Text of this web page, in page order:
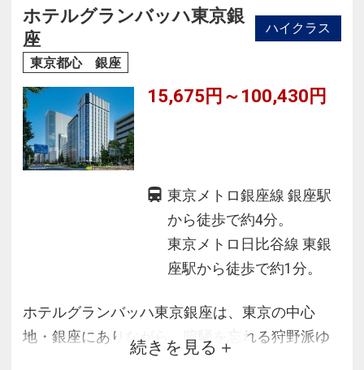
心からくつろげる第２の我が家のようなホテル
を目指します。
ホテルグランバッハ東京銀
座
ハイクラス
東京都心 銀座
15,675円～100,430円
東京メトロ銀座線 銀座駅
から徒歩で約4分。
東京メトロ日比谷線 東銀
座駅から徒歩で約1分。
ホテルグランバッハ東京銀座は、東京の中心
地・銀座にありながら、喧騒を忘れる狩野派ゆ
かりの地に誕生しました。J.S.バッハの心を満た
続きを見る